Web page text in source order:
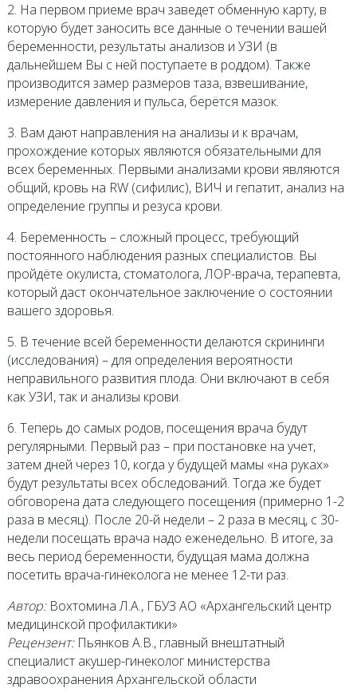
2. На первом приеме врач заведет обменную карту, в
которую будет заносить все данные о течении вашей
беременности, результаты анализов и УЗИ (в
дальнейшем Вы с ней поступаете в роддом). Также
производится замер размеров таза, взвешивание,
измерение давления и пульса, берётся мазок.
3. Вам дают направления на анализы и к врачам,
прохождение которых являются обязательными для
всех беременных. Первыми анализами крови являются
общий, кровь на RW (сифилис), ВИЧ и гепатит, анализ на
определение группы и резуса крови.
4. Беременность – сложный процесс, требующий
постоянного наблюдения разных специалистов. Вы
пройдёте окулиста, стоматолога, ЛОР-врача, терапевта,
который даст окончательное заключение о состоянии
вашего здоровья.
5. В течение всей беременности делаются скрининги
(исследования) – для определения вероятности
неправильного развития плода. Они включают в себя
как УЗИ, так и анализы крови.
6. Теперь до самых родов, посещения врача будут
регулярными. Первый раз – при постановке на учет,
затем дней через 10, когда у будущей мамы «на руках»
будут результаты всех обследований. Тогда же будет
обговорена дата следующего посещения (примерно 1-2
раза в месяц). После 20-й недели – 2 раза в месяц, с 30-
недели посещать врача надо еженедельно. В итоге, за
весь период беременности, будущая мама должна
посетить врача-гинеколога не менее 12-ти раз.
Автор:Вохтомина Л.А., ГБУЗ АО «Архангельский центр
медицинской профилактики»
Рецензент:Пьянков А.В., главный внештатный
специалист акушер-гинеколог министерства
здравоохранения Архангельской области